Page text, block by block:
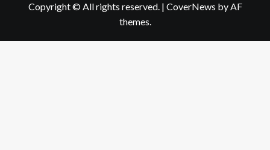
Copyright © All rights reserved. | CoverNews by AF
themes.